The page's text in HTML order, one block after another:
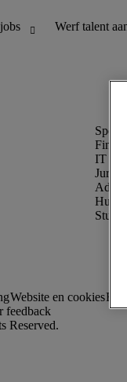
IT en
Student
Website en cookies
feedback